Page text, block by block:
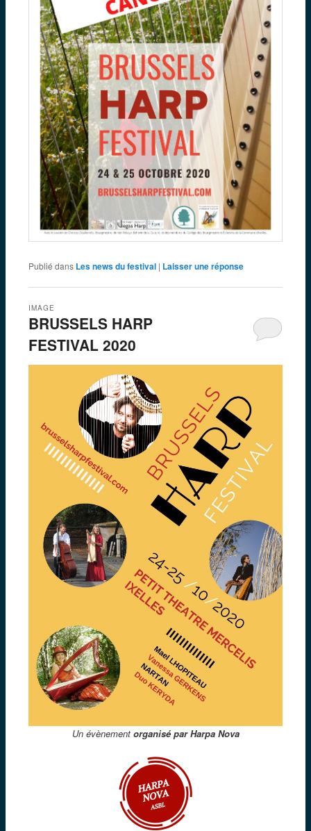
Publié dans Les news du festival | Laisser une réponse
BRUSSELS HARP
FESTIVAL 2020
IMAGE
Un évènement organisé par Harpa Nova